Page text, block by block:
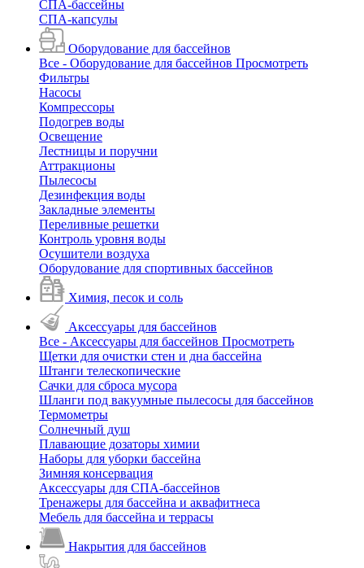
СПА-бассейны
СПА-капсулы
Оборудование для бассейнов
Все - Оборудование для бассейнов Просмотреть
Фильтры
Насосы
Компрессоры
Подогрев воды
Освещение
Лестницы и поручни
Аттракционы
Пылесосы
Дезинфекция воды
Закладные элементы
Переливные решетки
Контроль уровня воды
Осушители воздуха
Оборудование для спортивных бассейнов
Химия, песок и соль
Аксессуары для бассейнов
Все - Аксессуары для бассейнов Просмотреть
Щетки для очистки стен и дна бассейна
Штанги телескопические
Сачки для сброса мусора
Шланги под вакуумные пылесосы для бассейнов
Термометры
Солнечный душ
Плавающие дозаторы химии
Наборы для уборки бассейна
Зимняя консервация
Аксессуары для СПА-бассейнов
Тренажеры для бассейна и аквафитнеса
Мебель для бассейна и террасы
Накрытия для бассейнов